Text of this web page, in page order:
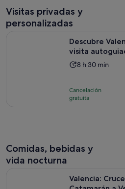
de
comentarios
Visitas privadas y
personalizadas
Descubre
visita
La
la
y
8 h 30 min
Cancelación
gratuita
Comidas, bebidas y
vida nocturna
Valencia: